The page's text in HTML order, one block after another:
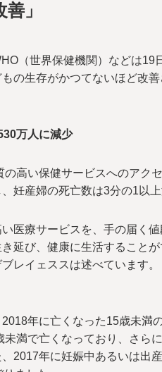
」
（世界保健機関）などは19
の生存がかつてないほど改
万人に減少
高い保健サービスへのアク
妊産婦の死亡数は3分の1以上
医療サービスを、手の届く
延び、健康に生活すること
レイェススは述べています
年に亡くなった15歳未満
満で亡くなっており、さら
2017年に妊娠中あるいは出